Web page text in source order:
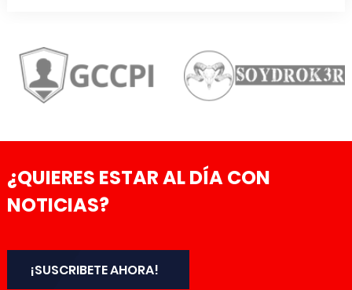
¿QUIERES ESTAR AL DÍA CON
NOTICIAS?
¡SUSCRIBETE AHORA!